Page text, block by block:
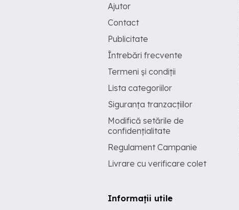
Ajutor
Contact
Publicitate
Întrebări frecvente
Termeni și condiții
Lista categoriilor
Siguranța tranzacțiilor
Modifică setările de
confidențialitate
Regulament Campanie
Livrare cu verificare colet
Informații utile